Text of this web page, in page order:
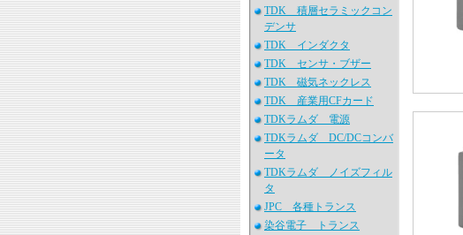
TDK 積層セラミックコン
デンサ
TDK インダクタ
TDK センサ・ブザー
TDK 磁気ネックレス
TDK 産業用CFカード
TDKラムダ 電源
TDKラムダ DC/DCコンバ
ータ
TDKラムダ ノイズフィル
タ
JPC 各種トランス
染谷電子 トランス